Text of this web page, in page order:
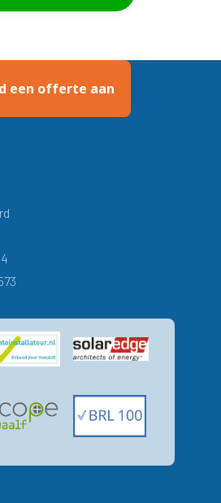
een offerte aan